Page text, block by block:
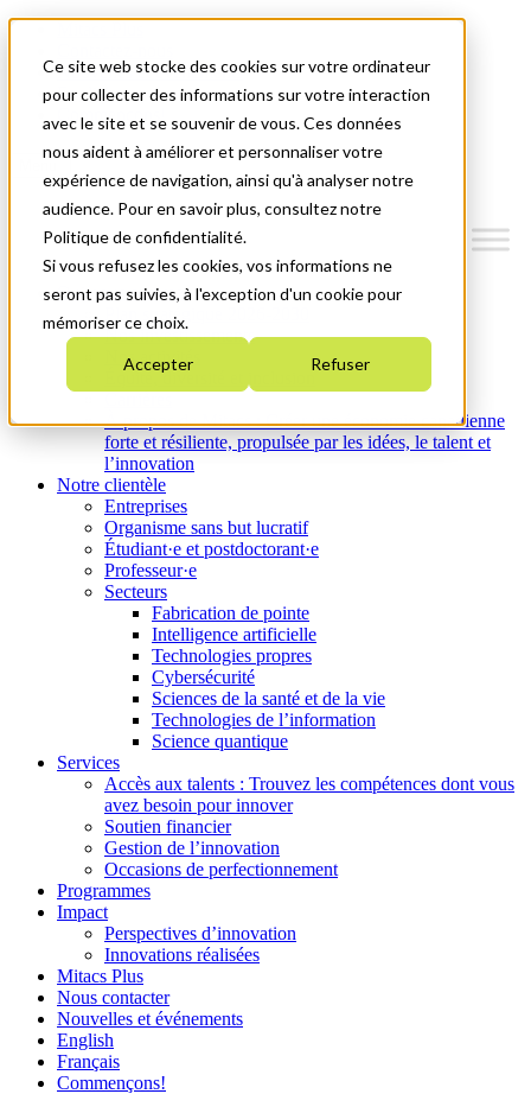
Ce site web stocke des cookies sur votre ordinateur
pour collecter des informations sur votre interaction
avec le site et se souvenir de vous. Ces données
nous aident à améliorer et personnaliser votre
expérience de navigation, ainsi qu'à analyser notre
audience. Pour en savoir plus, consultez notre
Politique de confidentialité.
Si vous refusez les cookies, vos informations ne
seront pas suivies, à l'exception d'un cookie pour
mémoriser ce choix.
Accepter Refuser
Nouvelles et événements
English
Commençons!
Qui nous sommes
Plan stratégique 2026-2030
Nos investissements
Nos activités
Équité, diversité et inclusion
À propos de Mitacs : Créer une économie canadienne
forte et résiliente, propulsée par les idées, le talent et
l’innovation
Notre clientèle
Entreprises
Organisme sans but lucratif
Étudiant·e et postdoctorant·e
Professeur·e
Secteurs
Fabrication de pointe
Intelligence artificielle
Technologies propres
Cybersécurité
Sciences de la santé et de la vie
Technologies de l’information
Science quantique
Services
Accès aux talents : Trouvez les compétences dont vous
avez besoin pour innover
Soutien financier
Gestion de l’innovation
Occasions de perfectionnement
Programmes
Impact
Perspectives d’innovation
Innovations réalisées
Mitacs Plus
Nous contacter
Nouvelles et événements
English
Français
Commençons!